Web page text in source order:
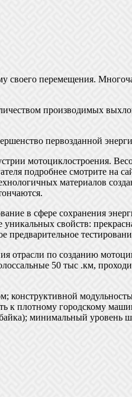
перемещения.
производимых
первозданной
мотоциклостроения.
подробнее смотрите на
материалов
в сфере сохранения
свойств:
предварительное
отрасли по созданию
50 тыс .км,
к плотному городскому
минимальный уровень